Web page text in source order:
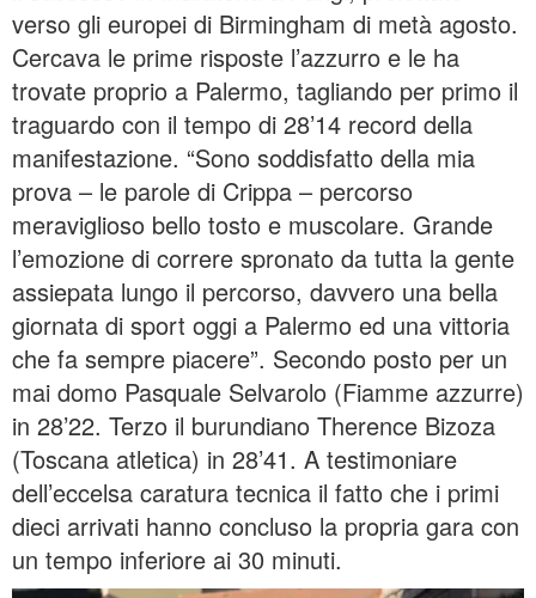
verso gli europei di Birmingham di metà agosto.
Cercava le prime risposte l’azzurro e le ha
trovate proprio a Palermo, tagliando per primo il
traguardo con il tempo di 28’14 record della
manifestazione. “Sono soddisfatto della mia
prova – le parole di Crippa – percorso
meraviglioso bello tosto e muscolare. Grande
l’emozione di correre spronato da tutta la gente
assiepata lungo il percorso, davvero una bella
giornata di sport oggi a Palermo ed una vittoria
che fa sempre piacere”. Secondo posto per un
mai domo Pasquale Selvarolo (Fiamme azzurre)
in 28’22. Terzo il burundiano Therence Bizoza
(Toscana atletica) in 28’41. A testimoniare
dell’eccelsa caratura tecnica il fatto che i primi
dieci arrivati hanno concluso la propria gara con
un tempo inferiore ai 30 minuti.